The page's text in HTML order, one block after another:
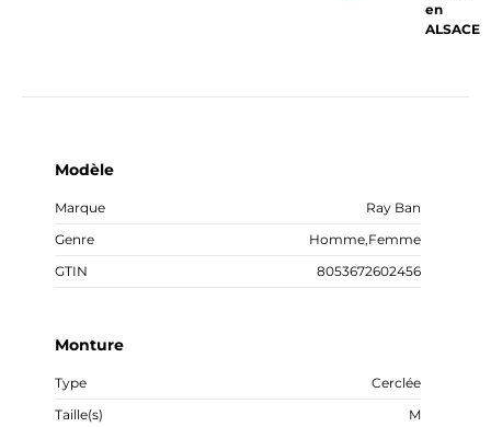
en
ALSACE
Modèle
Marque
Ray Ban
Genre
Homme,Femme
GTIN
8053672602456
Monture
Type
Cerclée
Taille(s)
M